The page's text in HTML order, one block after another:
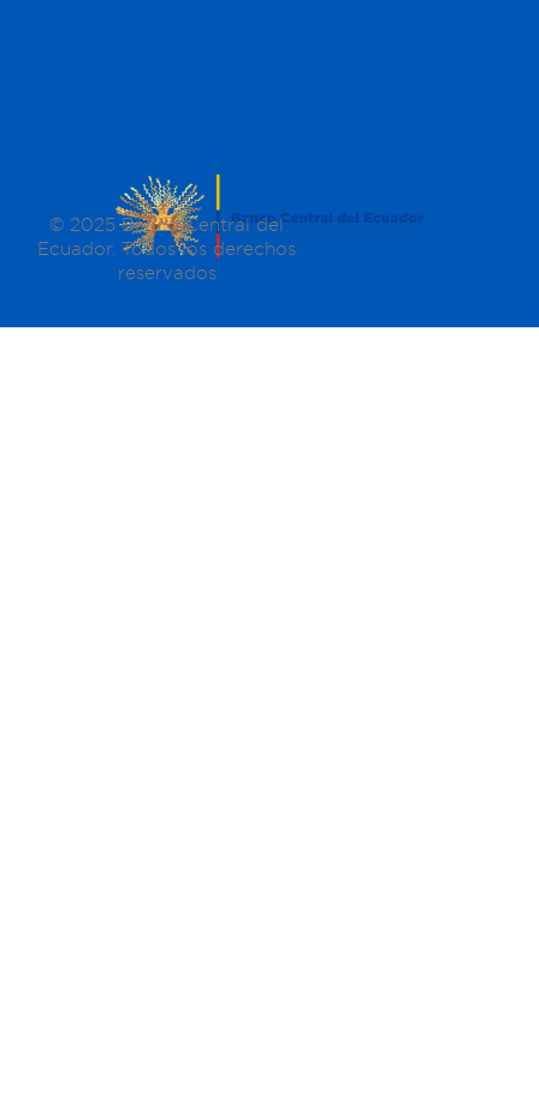
© 2025 Banco Central del
Ecuador. Todos los derechos
reservados